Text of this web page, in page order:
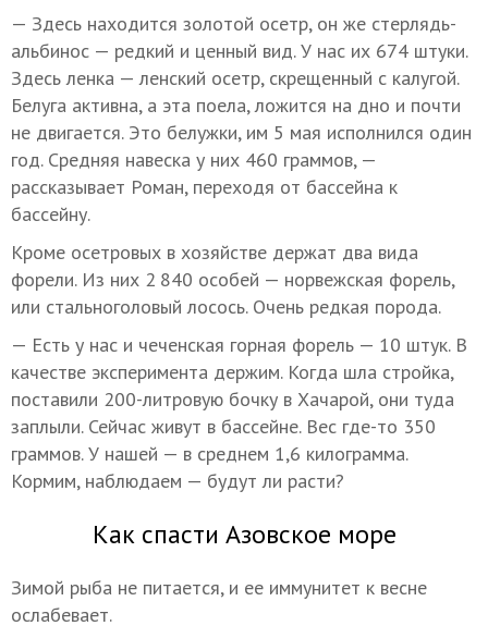
— Здесь находится золотой осетр, он же стерлядь-
альбинос — редкий и ценный вид. У нас их 674 штуки.
Здесь ленка — ленский осетр, скрещенный с калугой.
Белуга активна, а эта поела, ложится на дно и почти
не двигается. Это белужки, им 5 мая исполнился один
год. Средняя навеска у них 460 граммов, —
рассказывает Роман, переходя от бассейна к
бассейну.
Кроме осетровых в хозяйстве держат два вида
форели. Из них 2 840 особей — норвежская форель,
или стальноголовый лосось. Очень редкая порода.
— Есть у нас и чеченская горная форель — 10 штук. В
качестве эксперимента держим. Когда шла стройка,
поставили 200-литровую бочку в Хачарой, они туда
заплыли. Сейчас живут в бассейне. Вес где-то 350
граммов. У нашей — в среднем 1,6 килограмма.
Кормим, наблюдаем — будут ли расти?
Как спасти Азовское море
Зимой рыба не питается, и ее иммунитет к весне
ослабевает.